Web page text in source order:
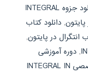
دانلود جزوه INTEGRAL
پایتون, دانلود کتاب
انتگرال در پایتون,
, دوره آموزشی
دوره آموزشی تخصصی INTEGRAL IN